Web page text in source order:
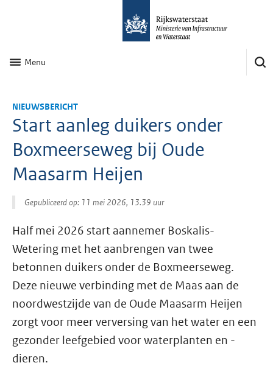
Menu
NIEUWSBERICHT
Start aanleg duikers onder
Boxmeerseweg bij Oude
Maasarm Heijen
Gepubliceerd op: 11 mei 2026, 13.39 uur
Half mei 2026 start aannemer Boskalis-
Wetering met het aanbrengen van twee
betonnen duikers onder de Boxmeerseweg.
Deze nieuwe verbinding met de Maas aan de
noordwestzijde van de Oude Maasarm Heijen
zorgt voor meer verversing van het water en een
gezonder leefgebied voor waterplanten en -
dieren.